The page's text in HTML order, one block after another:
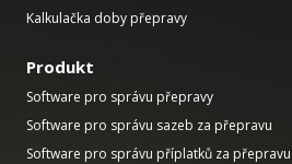
Kalkulačka doby přepravy
Produkt
Software pro správu přepravy
Software pro správu sazeb za přepravu
Software pro správu příplatků za přepravu